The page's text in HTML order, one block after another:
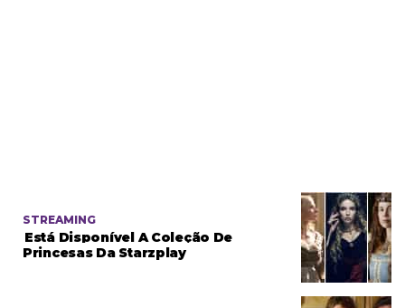
STREAMING
Está Disponível A Coleção De
Princesas Da Starzplay